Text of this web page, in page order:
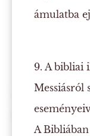
ámulatba
9. A bibliai
Messiásról
A